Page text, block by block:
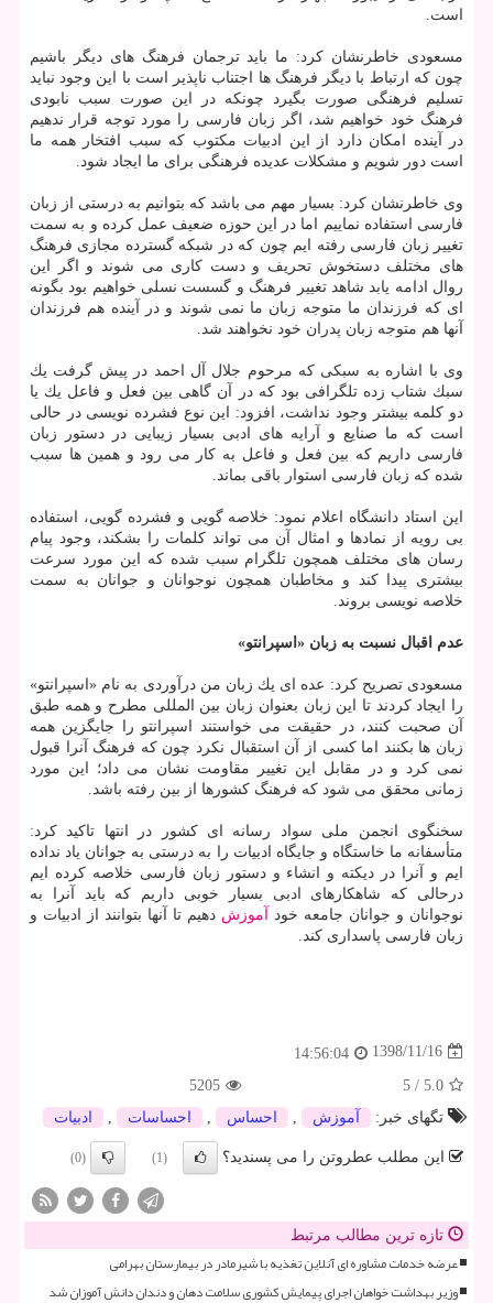
است.
مسعودی خاطرنشان كرد: ما باید ترجمان فرهنگ های دیگر باشیم
چون كه ارتباط با دیگر فرهنگ ها اجتناب ناپذیر است با این وجود نباید
تسلیم فرهنگی صورت بگیرد چونكه در این صورت سبب نابودی
فرهنگ خود خواهیم شد، اگر زبان فارسی را مورد توجه قرار ندهیم
در آینده امكان دارد از این ادبیات مكتوب كه سبب افتخار همه ما
است دور شویم و مشكلات عدیده فرهنگی برای ما ایجاد شود.
وی خاطرنشان كرد: بسیار مهم می باشد كه بتوانیم به درستی از زبان
فارسی استفاده نماییم اما در این حوزه ضعیف عمل كرده و به سمت
تغییر زبان فارسی رفته ایم چون كه در شبكه گسترده مجازی فرهنگ
های مختلف دستخوش تحریف و دست كاری می شوند و اگر این
روال ادامه یابد شاهد تغییر فرهنگ و گسست نسلی خواهیم بود بگونه
ای كه فرزندان ما متوجه زبان ما نمی شوند و در آینده هم فرزندان
آنها هم متوجه زبان پدران خود نخواهند شد.
وی با اشاره به سبكی كه مرحوم جلال آل احمد در پیش گرفت یك
سبك شتاب زده تلگرافی بود كه در آن گاهی بین فعل و فاعل یك یا
دو كلمه بیشتر وجود نداشت، افزود: این نوع فشرده نویسی در حالی
است كه ما صنایع و آرایه های ادبی بسیار زیبایی در دستور زبان
فارسی داریم كه بین فعل و فاعل به كار می رود و همین ها سبب
شده كه زبان فارسی استوار باقی بماند.
این استاد دانشگاه اعلام نمود: خلاصه گویی و فشرده گویی، استفاده
بی رویه از نمادها و امثال آن می تواند كلمات را بشكند، وجود پیام
رسان های مختلف همچون تلگرام سبب شده كه این مورد سرعت
بیشتری پیدا كند و مخاطبان همچون نوجوانان و جوانان به سمت
خلاصه نویسی بروند.
عدم اقبال نسبت به زبان «اسپرانتو»
مسعودی تصریح كرد: عده ای یك زبان من درآوردی به نام «اسپرانتو»
را ایجاد كردند تا این زبان بعنوان زبان بین المللی مطرح و همه طبق
آن صحبت كنند، در حقیقت می خواستند اسپرانتو را جایگزین همه
زبان ها بكنند اما كسی از آن استقبال نكرد چون كه فرهنگ آنرا قبول
نمی كرد و در مقابل این تغییر مقاومت نشان می داد؛ این مورد
زمانی محقق می شود كه فرهنگ كشورها از بین رفته باشد.
سخنگوی انجمن ملی سواد رسانه ای كشور در انتها تاكید كرد:
متأسفانه ما خاستگاه و جایگاه ادبیات را به درستی به جوانان یاد نداده
ایم و آنرا در دیكته و انشاء و دستور زبان فارسی خلاصه كرده ایم
درحالی كه شاهكارهای ادبی بسیار خوبی داریم كه باید آنرا به
نوجوانان و جوانان جامعه خود
آموزش دهیم تا آنها بتوانند از ادبیات و
زبان فارسی پاسداری كند.
1398/11/16
14:56:04
5.0
/
5
5205
تگهای خبر:
آموزش احساس احساسات ادبیات
این مطلب عطروتن را می پسندید؟ (1)
(0)
تازه ترین مطالب مرتبط
عرضه خدمات مشاوره ای آنلاین تغذیه با شیرمادر در بیمارستان بهرامی
وزیر بهداشت خواهان اجرای پیمایش کشوری سلامت دهان و دندان دانش آموزان شد